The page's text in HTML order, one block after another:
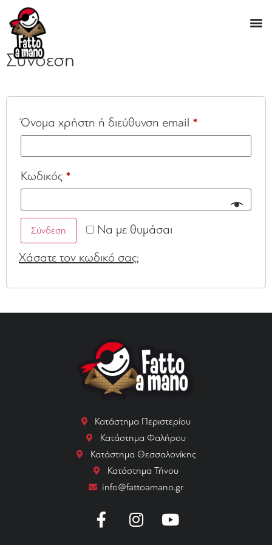
Ο λογαριασμός μου
Σύνδεση
Όνομα χρήστη ή διεύθυνση email *
Κωδικός *
Να με θυμάσαι
Σύνδεση
Χάσατε τον κωδικό σας;
Κατάστημα Περιστερίου
Κατάστημα Φαλήρου
Κατάστημα Θεσσαλονίκης
Κατάστημα Τήνου
info@fattoamano.gr